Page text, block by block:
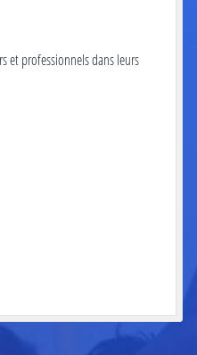
et professionnels dans leurs